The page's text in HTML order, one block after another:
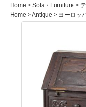
Home > Sofa・Furniture >
Home > Antique > ヨーロッ